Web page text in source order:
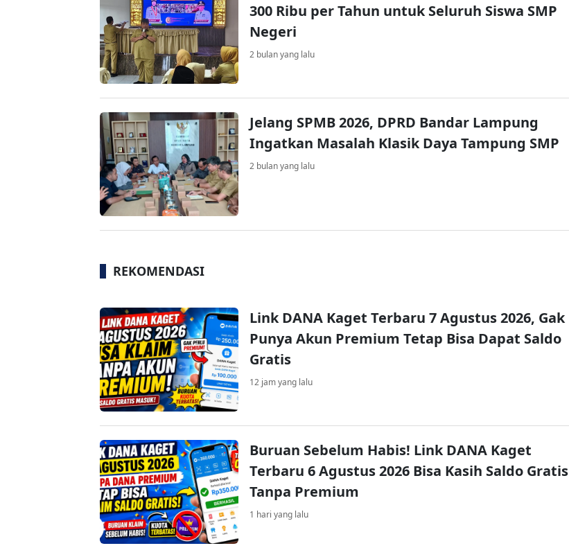
300 Ribu per Tahun untuk Seluruh Siswa SMP
Negeri
2 bulan yang lalu
Jelang SPMB 2026, DPRD Bandar Lampung
Ingatkan Masalah Klasik Daya Tampung SMP
2 bulan yang lalu
REKOMENDASI
Link DANA Kaget Terbaru 7 Agustus 2026, Gak
Punya Akun Premium Tetap Bisa Dapat Saldo
Gratis
12 jam yang lalu
Buruan Sebelum Habis! Link DANA Kaget
Terbaru 6 Agustus 2026 Bisa Kasih Saldo Gratis
Tanpa Premium
1 hari yang lalu